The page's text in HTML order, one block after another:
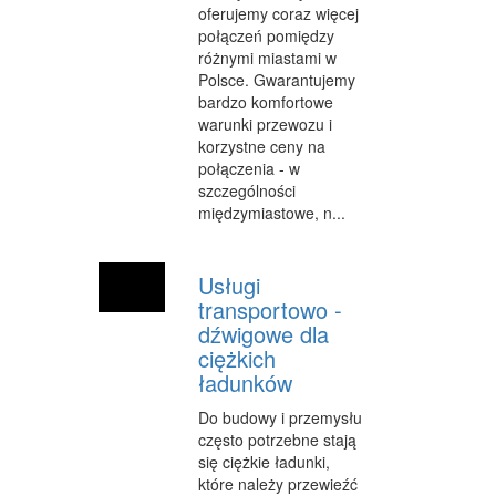
OPIEKA
INNE USŁUGI
KURIER, PRZESYŁKI
WYCIECZKI
HOTELE I NOCLEGI
ZDROWIE
DIETETYKA, ODCHUDZANIE
KOSMETYKI
LECZENIE
SALONY KOSMETYCZNE
oferujemy coraz więcej
połączeń pomiędzy
różnymi miastami w
Polsce. Gwarantujemy
bardzo komfortowe
warunki przewozu i
korzystne ceny na
połączenia - w
szczególności
międzymiastowe, n...
Usługi
transportowo -
dźwigowe dla
ciężkich
ładunków
Do budowy i przemysłu
często potrzebne stają
się ciężkie ładunki,
które należy przewieźć